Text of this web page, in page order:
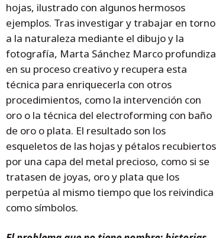
hojas, ilustrado con algunos hermosos
ejemplos. Tras investigar y trabajar en torno
a la naturaleza mediante el dibujo y la
fotografía, Marta Sánchez Marco profundiza
en su proceso creativo y recupera esta
técnica para enriquecerla con otros
procedimientos, como la intervención con
oro o la técnica del electroforming con baño
de oro o plata. El resultado son los
esqueletos de las hojas y pétalos recubiertos
por una capa del metal precioso, como si se
tratasen de joyas, oro y plata que los
perpetúa al mismo tiempo que los reivindica
como símbolos.